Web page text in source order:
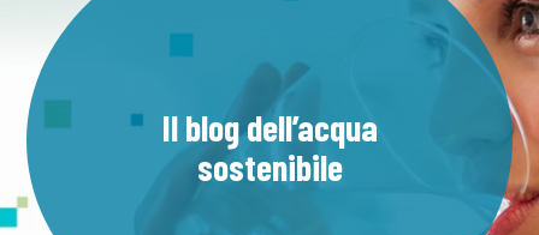
Il blog dell’acqua
sostenibile